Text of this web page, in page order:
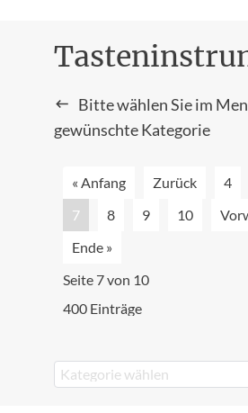
Bitte wählen Sie im
gewünschte Kategorie
« Anfang Zurück 4
7
8 9 10
Ende »
Seite 7 von 10
400 Einträge
Kategorie wählen